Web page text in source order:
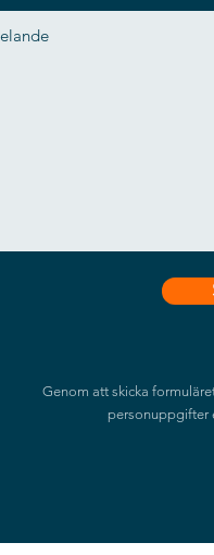
Genom att skicka
personuppgifter